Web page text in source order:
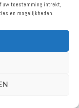
uw toestemming intrekt,
en mogelijkheden.